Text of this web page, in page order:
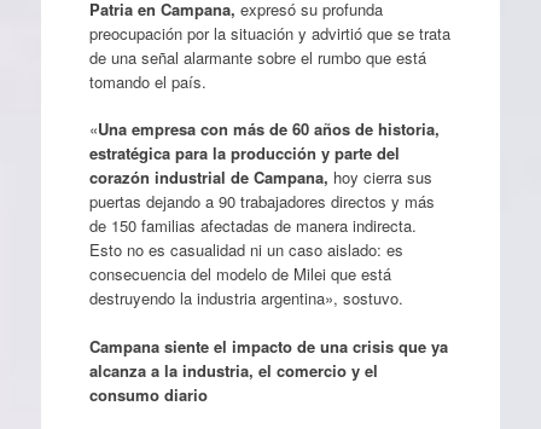
Patria en Campana, expresó su profunda
preocupación por la situación y advirtió que se trata
de una señal alarmante sobre el rumbo que está
tomando el país.
«Una empresa con más de 60 años de historia,
estratégica para la producción y parte del
corazón industrial de Campana, hoy cierra sus
puertas dejando a 90 trabajadores directos y más
de 150 familias afectadas de manera indirecta.
Esto no es casualidad ni un caso aislado: es
consecuencia del modelo de Milei que está
destruyendo la industria argentina», sostuvo.
Campana siente el impacto de una crisis que ya
alcanza a la industria, el comercio y el
consumo diario